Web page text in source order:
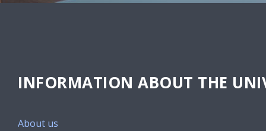
INFORMATION ABOUT THE
About us